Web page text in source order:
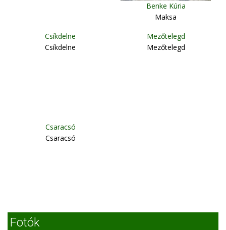
Benke Kúria
Maksa
Csíkdelne
Csíkdelne
Mezőtelegd
Mezőtelegd
Csaracsó
Csaracsó
Fotók